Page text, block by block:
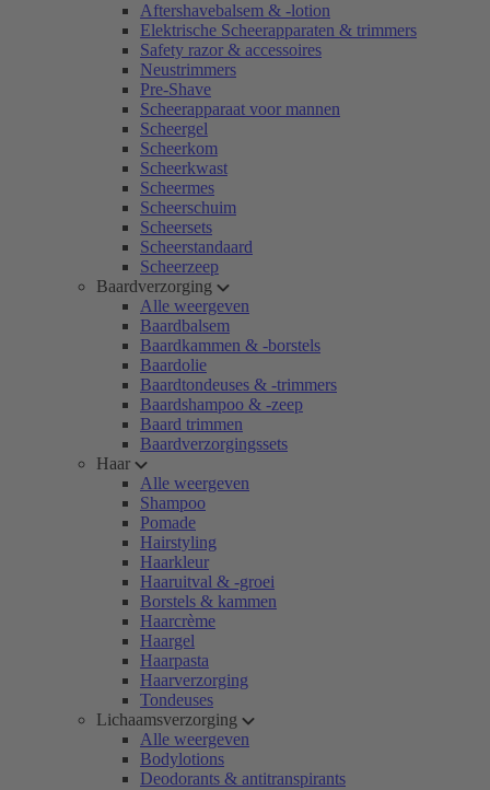
Aftershavebalsem & -lotion
Elektrische Scheerapparaten & trimmers
Safety razor & accessoires
Neustrimmers
Pre-Shave
Scheerapparaat voor mannen
Scheergel
Scheerkom
Scheerkwast
Scheermes
Scheerschuim
Scheersets
Scheerstandaard
Scheerzeep
Baardverzorging
Alle weergeven
Baardbalsem
Baardkammen & -borstels
Baardolie
Baardtondeuses & -trimmers
Baardshampoo & -zeep
Baard trimmen
Baardverzorgingssets
Haar
Alle weergeven
Shampoo
Pomade
Hairstyling
Haarkleur
Haaruitval & -groei
Borstels & kammen
Haarcrème
Haargel
Haarpasta
Haarverzorging
Tondeuses
Lichaamsverzorging
Alle weergeven
Bodylotions
Deodorants & antitranspirants